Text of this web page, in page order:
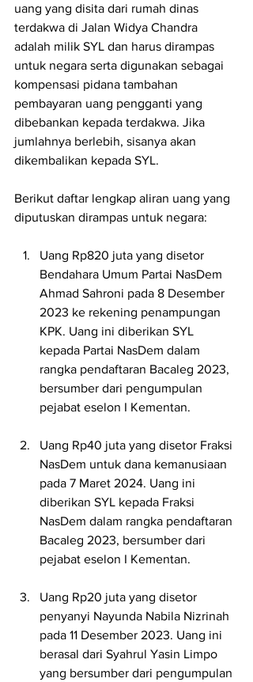
uang yang disita dari rumah dinas
terdakwa di Jalan Widya Chandra
adalah milik SYL dan harus dirampas
untuk negara serta digunakan sebagai
kompensasi pidana tambahan
pembayaran uang pengganti yang
dibebankan kepada terdakwa. Jika
jumlahnya berlebih, sisanya akan
dikembalikan kepada SYL.
Berikut daftar lengkap aliran uang yang
diputuskan dirampas untuk negara:
Uang Rp820 juta yang disetor
Bendahara Umum Partai NasDem
Ahmad Sahroni pada 8 Desember
2023 ke rekening penampungan
KPK. Uang ini diberikan SYL
kepada Partai NasDem dalam
rangka pendaftaran Bacaleg 2023,
bersumber dari pengumpulan
pejabat eselon I Kementan.
Uang Rp40 juta yang disetor Fraksi
NasDem untuk dana kemanusiaan
pada 7 Maret 2024. Uang ini
diberikan SYL kepada Fraksi
NasDem dalam rangka pendaftaran
Bacaleg 2023, bersumber dari
pejabat eselon I Kementan.
Uang Rp20 juta yang disetor
penyanyi Nayunda Nabila Nizrinah
pada 11 Desember 2023. Uang ini
berasal dari Syahrul Yasin Limpo
yang bersumber dari pengumpulan